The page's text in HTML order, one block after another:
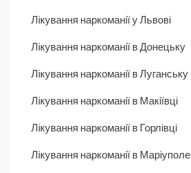
Лікування наркоманії у Львові
Лікування наркоманії в Донецьку
Лікування наркоманії в Луганську
Лікування наркоманії в Макіївці
Лікування наркоманії в Горлівці
Лікування наркоманії в Маріуполе